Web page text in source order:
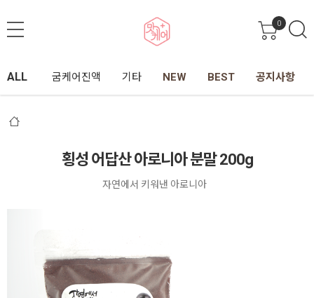
0
ALL 굼케어진액 기타 NEW BEST 공지사항
횡성 어답산 아로니아 분말 200g
자연에서 키워낸 아로니아